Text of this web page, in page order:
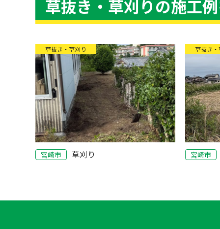
草抜き・草刈りの施工
草抜き・草刈り
宮崎市 草刈り
草抜き
宮崎市